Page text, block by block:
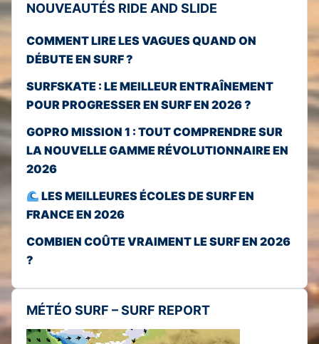
NOUVEAUTÉS RIDE AND SLIDE
COMMENT LIRE LES VAGUES QUAND ON
DÉBUTE EN SURF ?
SURFSKATE : LE MEILLEUR ENTRAÎNEMENT
POUR PROGRESSER EN SURF EN 2026 ?
GOPRO MISSION 1 : TOUT COMPRENDRE SUR
LA NOUVELLE GAMME RÉVOLUTIONNAIRE EN
2026
LES MEILLEURES ÉCOLES DE SURF EN
FRANCE EN 2026
COMBIEN COÛTE VRAIMENT LE SURF EN 2026
?
MÉTÉO SURF – SURF REPORT